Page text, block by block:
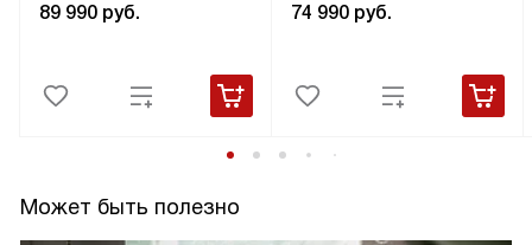
89 990 руб. 74 990 руб.
Может быть полезно